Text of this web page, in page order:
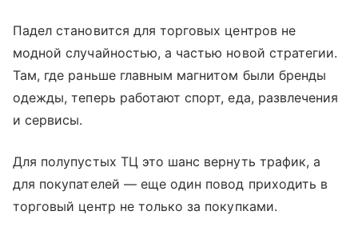
Падел становится для торговых центров не
модной случайностью, а частью новой стратегии.
Там, где раньше главным магнитом были бренды
одежды, теперь работают спорт, еда, развлечения
и сервисы.
Для полупустых ТЦ это шанс вернуть трафик, а
для покупателей — еще один повод приходить в
торговый центр не только за покупками.